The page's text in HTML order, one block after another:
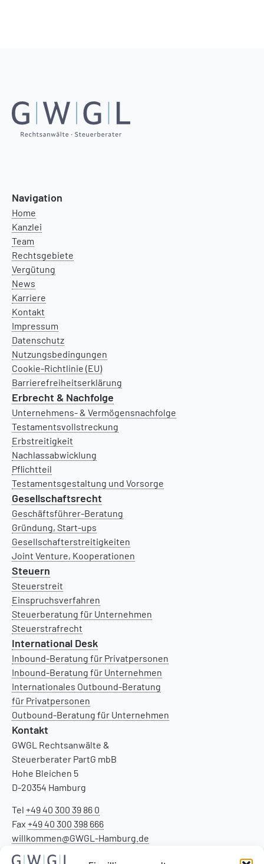
Navigation
Home
Kanzlei
Team
Rechtsgebiete
Vergütung
News
Karriere
Kontakt
Impressum
Datenschutz
Nutzungsbedingungen
Cookie-Richtlinie (EU)
Barrierefreiheitserklärung
Erbrecht & Nachfolge
Unternehmens- & Vermögensnachfolge
Testamentsvollstreckung
Erbstreitigkeit
Nachlassabwicklung
Pflichtteil
Testamentsgestaltung und Vorsorge
Gesellschaftsrecht
Geschäftsführer-Beratung
Gründung, Start-ups
Gesellschafterstreitigkeiten
Joint Venture, Kooperationen
Steuern
Steuerstreit
Einspruchsverfahren
Steuerberatung für Unternehmen
Steuerstrafrecht
International Desk
Inbound-Beratung für Privatpersonen
Inbound-Beratung für Unternehmen
Internationales Outbound-Beratung
für Privatpersonen
Outbound-Beratung für Unternehmen
Kontakt
GWGL Rechtsanwälte &
Steuerberater PartG mbB
Hohe Bleichen 5
D-20354 Hamburg
Tel +49 40 300 39 86 0
Fax +49 40 300 398 666
willkommen@GWGL-Hamburg.de